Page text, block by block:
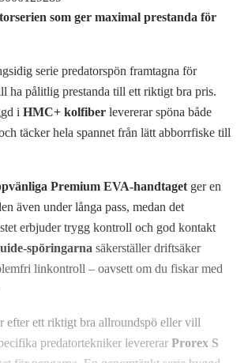
som ger maximal prestanda för
serie predatorspön framtagna för
ha pålitlig prestanda till ett riktigt bra pris.
i HMC+ kolfiber levererar spöna både
täcker hela spannet från lätt abborrfiske till
Premium EVA-handtaget ger en
även under långa pass, medan det
erbjuder trygg kontroll och god kontakt
spöringarna säkerställer driftsäker
linkontroll – oavsett om du fiskar med
efter ett riktigt bra allroundspö eller vill
predatortekniker levererar Prorex S